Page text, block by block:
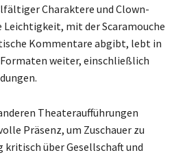
Charaktere und Clown-
Leichtigkeit, mit der Scaramouche
Kommentare abgibt, lebt in
weiter, einschließlich
Theateraufführungen
Präsenz, um Zuschauer zu
über Gesellschaft und